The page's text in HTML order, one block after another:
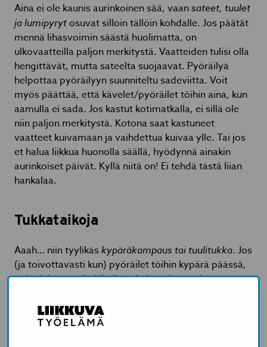
Aina ei ole kaunis aurinkoinen sää, vaansateet, tuulet
ja lumipyrytosuvat silloin tällöin kohdalle. Jos päätät
mennä lihasvoimin säästä huolimatta, on
ulkovaatteilla paljon merkitystä. Vaatteiden tulisi olla
hengittävät, mutta sateelta suojaavat. Pyöräilyä
helpottaa pyöräilyyn suunniteltu sadeviitta. Voit
myös päättää, että kävelet/pyöräilet töihin aina, kun
aamulla ei sada. Jos kastut kotimatkalla, ei sillä ole
niin paljon merkitystä. Kotona saat kastuneet
vaatteet kuivamaan ja vaihdettua kuivaa ylle. Tai jos
et halua liikkua huonolla säällä, hyödynnä ainakin
aurinkoiset päivät. Kyllä niitä on! Ei tehdä tästä liian
hankalaa.
Tukkataikoja
Aaah… niin tyylikäskypäräkampaus tai tuulitukka. Jos
(ja toivottavasti kun) pyöräilet töihin kypärä päässä,
voi tuloksena olla hikoileva ja lässähtänyt kampaus.
saada mahtavan irokeesin, kun tuuli pyörittää hiuksia.
Ratkaisuna kannattaa kokeilla kuivashampoota, joka